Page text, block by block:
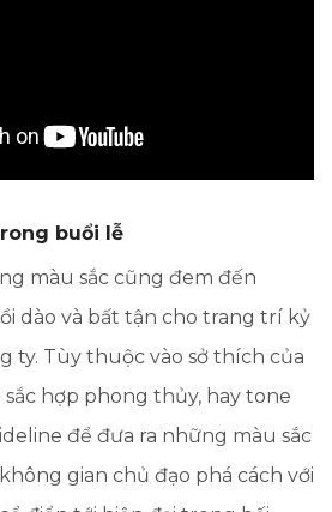
buổi lễ
màu sắc cũng đem đến
dào và bất tận cho trang trí kỷ
ty. Tùy thuộc vào sở thích của
hợp phong thủy, hay tone
để đưa ra những màu sắc
gian chủ đạo phá cách với